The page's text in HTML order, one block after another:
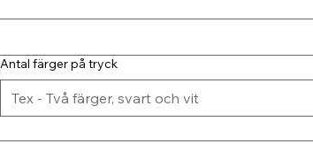
Antal färger på tryck